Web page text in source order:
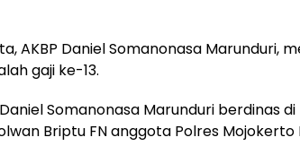
AKBP Daniel Somanonasa Marunduri,
gaji ke-13.
Somanonasa Marunduri berdinas
Briptu FN anggota Polres Mojokerto